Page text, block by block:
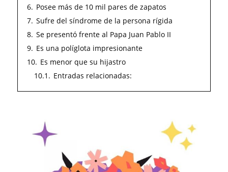
6. Posee más de 10 mil pares de zapatos
7. Sufre del síndrome de la persona rígida
8. Se presentó frente al Papa Juan Pablo II
9. Es una políglota impresionante
10. Es menor que su hijastro
10.1. Entradas relacionadas: